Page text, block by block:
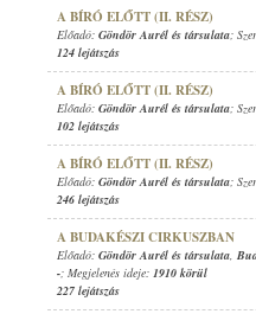
A BÍRÓ ELŐTT (II. RÉSZ)
Előadó: Göndör Aurél és társulata;
124 lejátszás
A BÍRÓ ELŐTT (II. RÉSZ)
Előadó: Göndör Aurél és társulata;
102 lejátszás
A BÍRÓ ELŐTT (II. RÉSZ)
Előadó: Göndör Aurél és társulata;
246 lejátszás
A BUDAKÉSZI CIRKUSZBAN
Előadó: Göndör Aurél és társulata,
-; Megjelenés ideje: 1910 körül
227 lejátszás